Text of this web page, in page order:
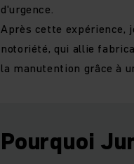
d'urgence.
Après cette expérience,
notoriété, qui allie
la manutention grâce à
Pourquoi